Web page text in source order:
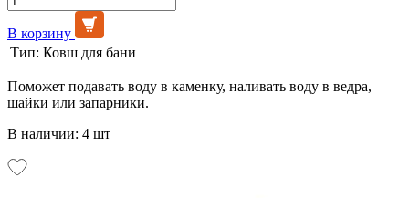
В корзину
Тип: Ковш для бани
Поможет подавать воду в каменку, наливать воду в ведра,
шайки или запарники.
В наличии: 4 шт